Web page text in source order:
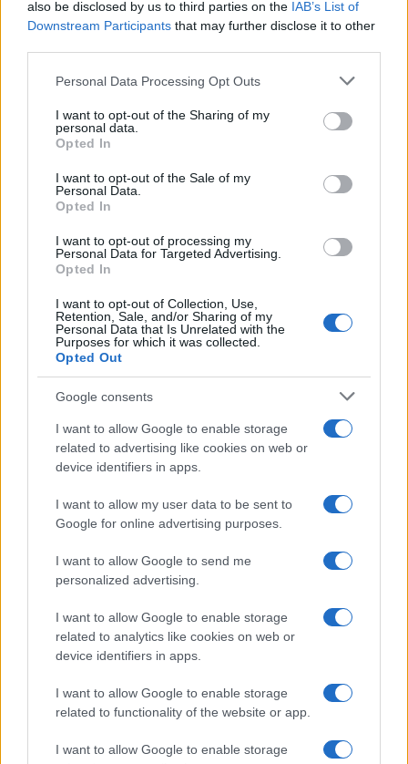
also be disclosed by us to third parties on the IAB’s List of
Downstream Participants that may further disclose it to other
Please note that this website/app uses one or more Google
not limited to your visit or usage behaviour. You may click to
grant or deny consent to Google and its third-party tags to
use your data for below specified purposes in below Google
consent section.
Personal Data Processing Opt Outs
I want to opt-out of the Sharing of my
personal data.
Opted In
I want to opt-out of the Sale of my
Personal Data.
Opted In
I want to opt-out of processing my
Personal Data for Targeted Advertising.
Opted In
I want to opt-out of Collection, Use,
Retention, Sale, and/or Sharing of my
Personal Data that Is Unrelated with the
Purposes for which it was collected.
Opted Out
Google consents
I want to allow Google to enable storage
related to advertising like cookies on web or
device identifiers in apps.
I want to allow my user data to be sent to
Google for online advertising purposes.
I want to allow Google to send me
personalized advertising.
I want to allow Google to enable storage
related to analytics like cookies on web or
device identifiers in apps.
I want to allow Google to enable storage
related to functionality of the website or app.
I want to allow Google to enable storage
Continua a leggere
FUTURE
Costruire carriere con fondi UE: competenze digitali,
green e deep tech
FUTURE